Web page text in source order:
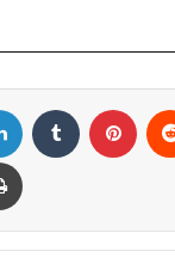
Linkedin Tumblr
Imprimir